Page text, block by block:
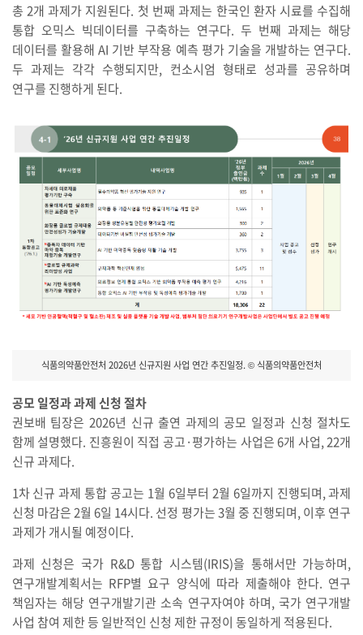
총 2개 과제가 지원된다. 첫 번째 과제는 한국인 환자 시료를 수집해
통합 오믹스 빅데이터를 구축하는 연구다. 두 번째 과제는 해당
데이터를 활용해 AI 기반 부작용 예측 평가 기술을 개발하는 연구다.
두 과제는 각각 수행되지만, 컨소시엄 형태로 성과를 공유하며
연구를 진행하게 된다.
식품의약품안전처 2026년 신규지원 사업 연간 추진일정. © 식품의약품안전처
공모 일정과 과제 신청 절차
권보배 팀장은 2026년 신규 출연 과제의 공모 일정과 신청 절차도
함께 설명했다. 진흥원이 직접 공고·평가하는 사업은 6개 사업, 22개
신규 과제다.
1차 신규 과제 통합 공고는 1월 6일부터 2월 6일까지 진행되며, 과제
신청 마감은 2월 6일 14시다. 선정 평가는 3월 중 진행되며, 이후 연구
과제가 개시될 예정이다.
과제 신청은 국가 R&D 통합 시스템(IRIS)을 통해서만 가능하며,
연구개발계획서는 RFP별 요구 양식에 따라 제출해야 한다. 연구
책임자는 해당 연구개발기관 소속 연구자여야 하며, 국가 연구개발
사업 참여 제한 등 일반적인 신청 제한 규정이 동일하게 적용된다.